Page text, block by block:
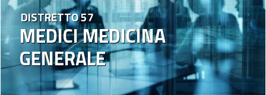
MEDICI MEDICINA
GENERALE
DISTRETTO 57